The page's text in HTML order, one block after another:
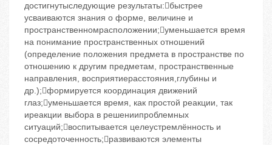
достигнутыследующие результаты:быстрее
усваиваются знания о форме, величине и
пространственномрасположении;уменьшается время
на понимание пространственных отношений
(определение положения предмета в пространстве по
отношению к другим предметам, пространственные
направления, восприятиерасстояния,глубины и
др.);формируется координация движений
глаз;уменьшается время, как простой реакции, так
иреакции выбора в решениипроблемных
ситуаций;воспитывается целеустремлённость и
сосредоточенность;развиваются элементы